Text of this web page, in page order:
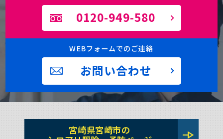
0120-949-580
WEBフォームでのご連絡
お問い合わせ
宮崎県宮崎市の
line_end_arrow